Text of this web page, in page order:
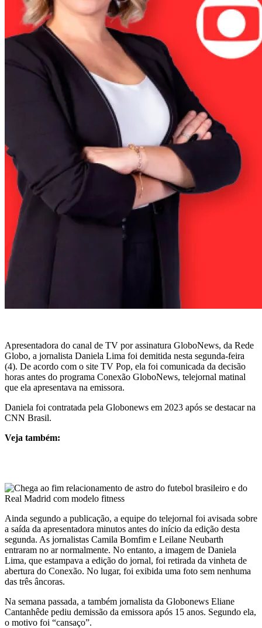
Apresentadora do canal de TV por assinatura GloboNews, da Rede
Globo, a jornalista Daniela Lima foi demitida nesta segunda-feira
(4). De acordo com o site TV Pop, ela foi comunicada da decisão
horas antes do programa Conexão GloboNews, telejornal matinal
que ela apresentava na emissora.
Daniela foi contratada pela Globonews em 2023 após se destacar na
CNN Brasil.
Veja também:
Ainda segundo a publicação, a equipe do telejornal foi avisada sobre
a saída da apresentadora minutos antes do início da edição desta
segunda. As jornalistas Camila Bomfim e Leilane Neubarth
entraram no ar normalmente. No entanto, a imagem de Daniela
Lima, que estampava a edição do jornal, foi retirada da vinheta de
abertura do Conexão. No lugar, foi exibida uma foto sem nenhuma
das três âncoras.
Na semana passada, a também jornalista da Globonews Eliane
Cantanhêde pediu demissão da emissora após 15 anos. Segundo ela,
o motivo foi “cansaço”.